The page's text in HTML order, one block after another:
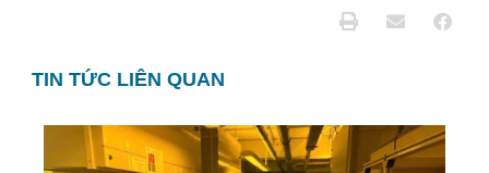
TIN TỨC LIÊN QUAN